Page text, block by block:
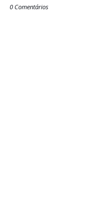
0 Comentários